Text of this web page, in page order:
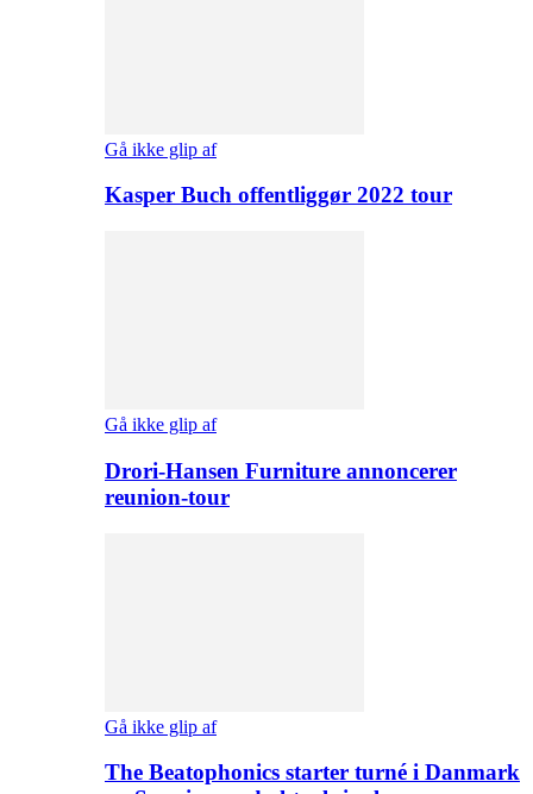
Gå ikke glip af
Kasper Buch offentliggør 2022 tour
Gå ikke glip af
Drori-Hansen Furniture annoncerer
reunion-tour
Gå ikke glip af
The Beatophonics starter turné i Danmark